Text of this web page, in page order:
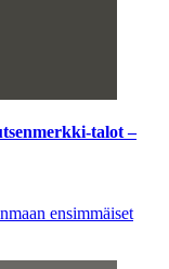
talot –
ensimmäiset